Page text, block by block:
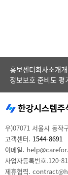
홍보센터회사소개
정보보호 준비도 평
우)07071 서울시 동작
고객센터. 1544-8691
이메일.
사업자등록번호.120-
제휴협력.